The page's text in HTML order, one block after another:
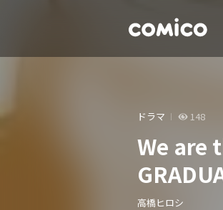
ドラマ 148
We are
高橋ヒロシ